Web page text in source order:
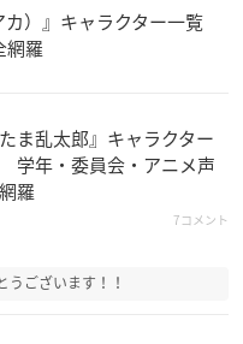
カ）』キャラクター一覧
網羅
たま乱太郎』キャラクター
学年・委員会・アニメ声
羅
7コメント
うございます！！